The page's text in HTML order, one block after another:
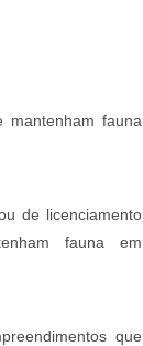
mantenham fauna
de licenciamento
fauna em
que